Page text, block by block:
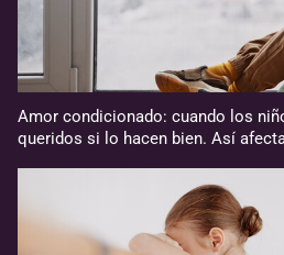
Amor condicionado: cuando los
queridos si lo hacen bien. Así